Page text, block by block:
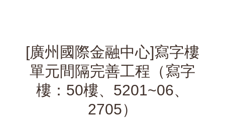
[廣州國際金融中心]寫字樓
單元間隔完善工程（寫字
樓：50樓、5201~06、
2705）